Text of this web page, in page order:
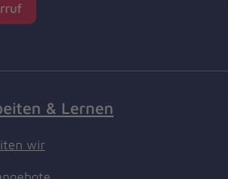
& Lernen
wir